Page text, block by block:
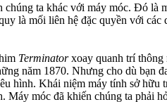
ta khác với máy móc. Đó
là mối liên hệ đặc quyền với
Terminatorxoay quanh trí thông
năm 1870. Nhưng cho dù bạn
hình. Khái niệm máy tính sở
móc đã khiến chúng ta